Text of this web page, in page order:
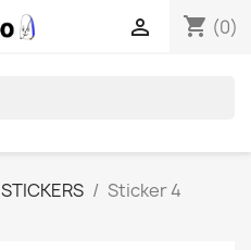
shopping_cart (0)

STICKERS
Sticker 4